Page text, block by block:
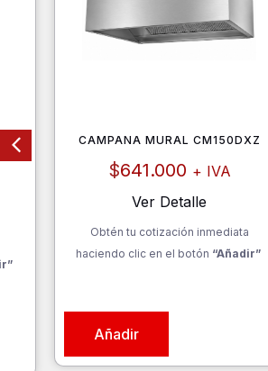
CAMPANA MURAL CM150DXZ
$641.000 + IVA
Ver Detalle
Obtén tu cotización inmediata
haciendo clic en el botón “Añadir”
Añadir